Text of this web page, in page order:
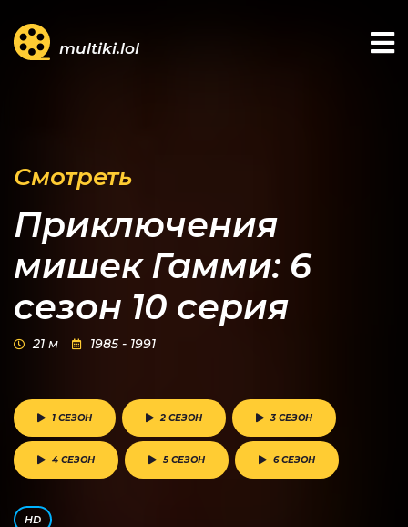
multiki.lol
Смотреть
Приключения
мишек Гамми: 6
сезон 10 серия
21 м 1985 - 1991
HD
1 СЕЗОН 2 СЕЗОН 3 СЕЗОН
4 СЕЗОН 5 СЕЗОН 6 СЕЗОН